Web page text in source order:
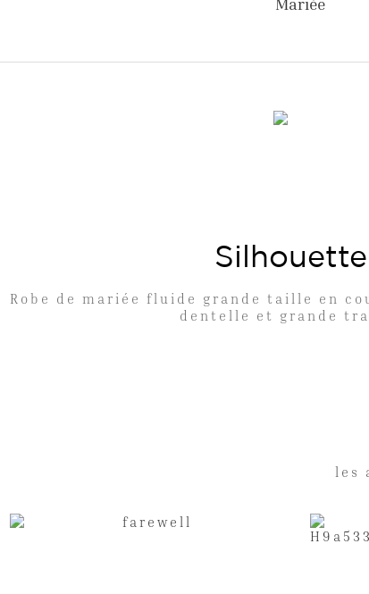
Silhouette
Robe de mariée fluide grande taille en
dentelle et grande
les